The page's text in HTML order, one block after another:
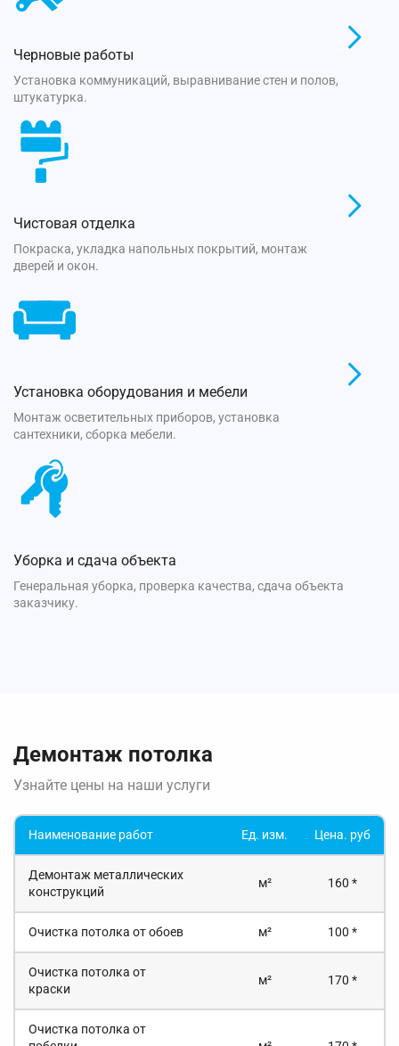
Черновые работы
Установка коммуникаций, выравнивание стен и полов,
штукатурка.
Чистовая отделка
Покраска, укладка напольных покрытий, монтаж
дверей и окон.
Установка оборудования и мебели
Монтаж осветительных приборов, установка
сантехники, сборка мебели.
Уборка и сдача объекта
Генеральная уборка, проверка качества, сдача объекта
заказчику.
Демонтаж потолка
Узнайте цены на наши услуги
Наименование работ Ед. изм. Цена. руб
Демонтаж металлических
конструкций
м² 160 *
Очистка потолка от обоев м² 100 *
Очистка потолка от
краски
м² 170 *
Очистка потолка от